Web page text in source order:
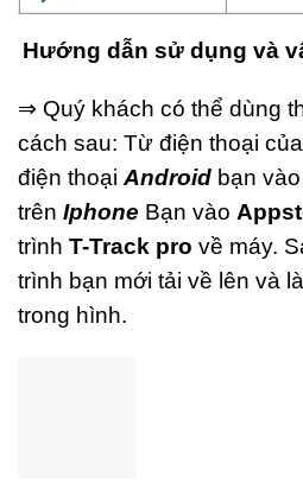
Hướng dẫn sử dụng và
⇒ Quý khách có thể dùng
cách sau: Từ điện thoại
điện thoạiAndroid bạn vào
trên Iphone Bạn vào
trình T-Track pro về máy.
trình bạn mới tải về lên và
trong hình.